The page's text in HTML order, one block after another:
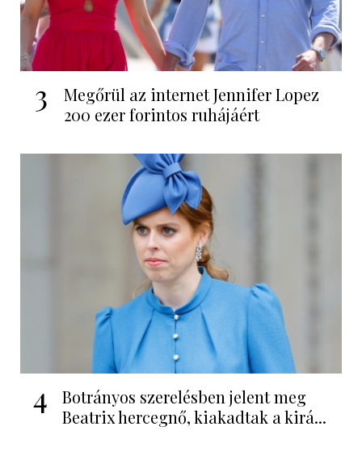
3
Megőrül az internet Jennifer Lopez
200 ezer forintos ruhájáért
4
Botrányos szerelésben jelent meg
Beatrix hercegnő, kiakadtak a kirá...